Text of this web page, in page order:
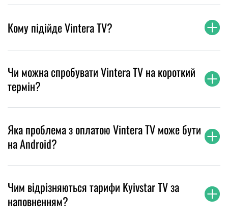
Кому підійде Vintera TV?
Чи можна спробувати Vintera TV на короткий
термін?
Яка проблема з оплатою Vintera TV може бути
на Android?
Чим відрізняються тарифи Kyivstar TV за
наповненням?